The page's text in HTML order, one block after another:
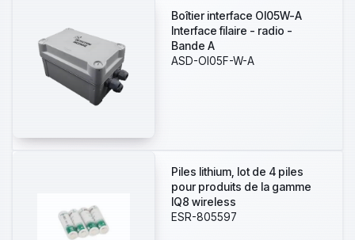
Boîtier interface OI05W-A
Interface filaire - radio -
Bande A
ASD-OI05F-W-A
Piles lithium, lot de 4 piles
pour produits de la gamme
IQ8 wireless
ESR-805597